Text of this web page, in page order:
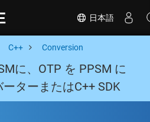
日本語
C++ Conversion
に、OTP を PPSM に
ターまたはC++ SDK